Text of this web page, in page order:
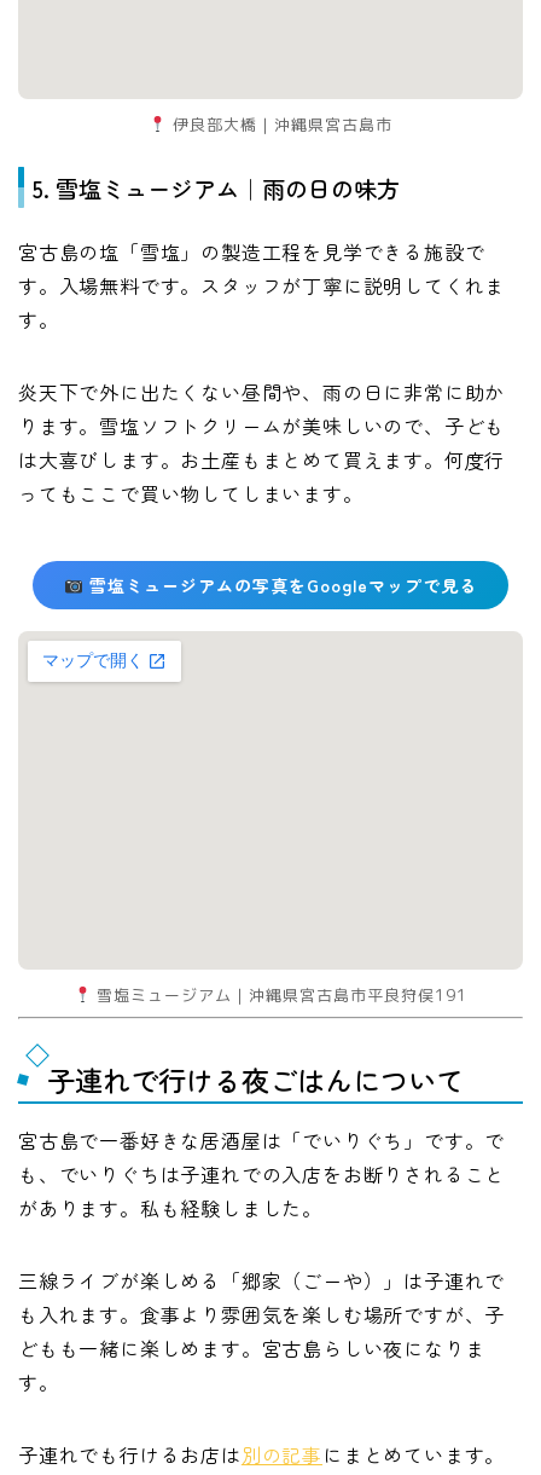
伊良部大橋｜沖縄県宮古島市
5. 雪塩ミュージアム｜雨の日の味方
宮古島の塩「雪塩」の製造工程を見学できる施設で
す。入場無料です。スタッフが丁寧に説明してくれま
す。
炎天下で外に出たくない昼間や、雨の日に非常に助か
ります。雪塩ソフトクリームが美味しいので、子ども
は大喜びします。お土産もまとめて買えます。何度行
ってもここで買い物してしまいます。
雪塩ミュージアムの写真をGoogleマップで見る
雪塩ミュージアム｜沖縄県宮古島市平良狩俣191
子連れで行ける夜ごはんについて
宮古島で一番好きな居酒屋は「でいりぐち」です。で
も、でいりぐちは子連れでの入店をお断りされること
があります。私も経験しました。
三線ライブが楽しめる「郷家（ごーや）」は子連れで
も入れます。食事より雰囲気を楽しむ場所ですが、子
どもも一緒に楽しめます。宮古島らしい夜になりま
す。
子連れでも行けるお店は別の記事 にまとめています。